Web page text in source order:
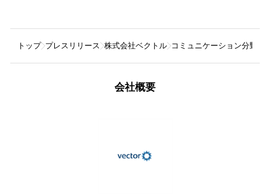
トップ プレスリリース 株式会社ベクトル コミュニケーション分野の
会社概要